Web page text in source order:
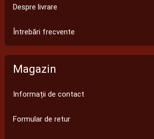
Despre livrare
Întrebări frecvente
Magazin
Informații de contact
Formular de retur